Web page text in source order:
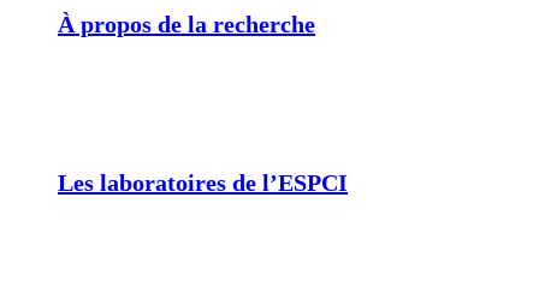
À propos de la recherche
Les laboratoires de l’ESPCI